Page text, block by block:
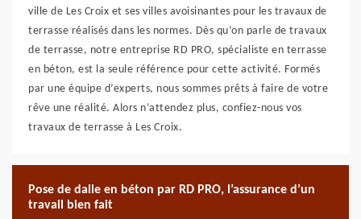
ville de Les Croix et ses villes avoisinantes pour les travaux de
terrasse réalisés dans les normes. Dès qu’on parle de travaux
de terrasse, notre entreprise RD PRO, spécialiste en terrasse
en béton, est la seule référence pour cette activité. Formés
par une équipe d’experts, nous sommes prêts à faire de votre
rêve une réalité. Alors n’attendez plus, confiez-nous vos
travaux de terrasse à Les Croix.
Pose de dalle en béton par RD PRO, l’assurance d’un
travail bien fait